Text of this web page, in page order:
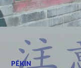
PÉKIN